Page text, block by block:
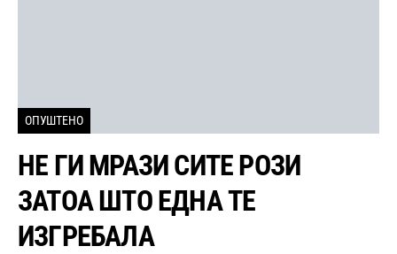
ОПУШТЕНО
НЕ ГИ МРАЗИ СИТЕ РОЗИ
ЗАТОА ШТО ЕДНА ТЕ
ИЗГРЕБАЛА